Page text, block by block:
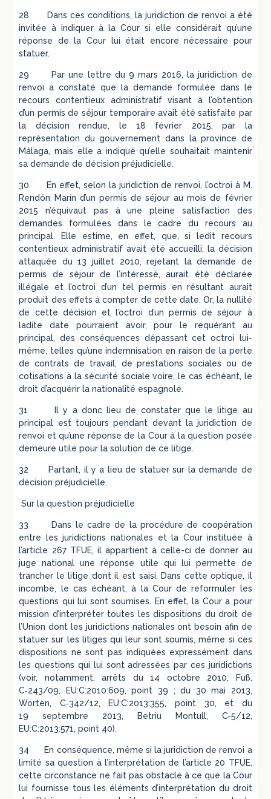
28 Dans ces conditions, la juridiction de renvoi a été
invitée à indiquer à la Cour si elle considérait qu’une
réponse de la Cour lui était encore nécessaire pour
statuer.
29 Par une lettre du 9 mars 2016, la juridiction de
renvoi a constaté que la demande formulée dans le
recours contentieux administratif visant à l’obtention
d’un permis de séjour temporaire avait été satisfaite par
la décision rendue, le 18 février 2015, par la
représentation du gouvernement dans la province de
Málaga, mais elle a indiqué qu’elle souhaitait maintenir
sa demande de décision préjudicielle.
30 En effet, selon la juridiction de renvoi, l’octroi à M.
Rendón Marín d’un permis de séjour au mois de février
2015 n’équivaut pas à une pleine satisfaction des
demandes formulées dans le cadre du recours au
principal. Elle estime, en effet, que, si ledit recours
contentieux administratif avait été accueilli, la décision
attaquée du 13 juillet 2010, rejetant la demande de
permis de séjour de l’intéressé, aurait été déclarée
illégale et l’octroi d’un tel permis en résultant aurait
produit des effets à compter de cette date. Or, la nullité
de cette décision et l’octroi d’un permis de séjour à
ladite date pourraient avoir, pour le requérant au
principal, des conséquences dépassant cet octroi lui-
même, telles qu’une indemnisation en raison de la perte
de contrats de travail, de prestations sociales ou de
cotisations à la sécurité sociale voire, le cas échéant, le
droit d’acquérir la nationalité espagnole.
31 Il y a donc lieu de constater que le litige au
principal est toujours pendant devant la juridiction de
renvoi et qu’une réponse de la Cour à la question posée
demeure utile pour la solution de ce litige.
32 Partant, il y a lieu de statuer sur la demande de
décision préjudicielle.
Sur la question préjudicielle
33 Dans le cadre de la procédure de coopération
entre les juridictions nationales et la Cour instituée à
l’article 267 TFUE, il appartient à celle-ci de donner au
juge national une réponse utile qui lui permette de
trancher le litige dont il est saisi. Dans cette optique, il
incombe, le cas échéant, à la Cour de reformuler les
questions qui lui sont soumises. En effet, la Cour a pour
mission d’interpréter toutes les dispositions du droit de
l’Union dont les juridictions nationales ont besoin afin de
statuer sur les litiges qui leur sont soumis, même si ces
dispositions ne sont pas indiquées expressément dans
les questions qui lui sont adressées par ces juridictions
(voir, notamment, arrêts du 14 octobre 2010, Fuß,
C‑243/09, EU:C:2010:609, point 39 ; du 30 mai 2013,
Worten, C‑342/12, EU:C:2013:355, point 30, et du
19 septembre 2013, Betriu Montull, C‑5/12,
EU:C:2013:571, point 40).
34 En conséquence, même si la juridiction de renvoi a
limité sa question à l’interprétation de l’article 20 TFUE,
cette circonstance ne fait pas obstacle à ce que la Cour
lui fournisse tous les éléments d’interprétation du droit